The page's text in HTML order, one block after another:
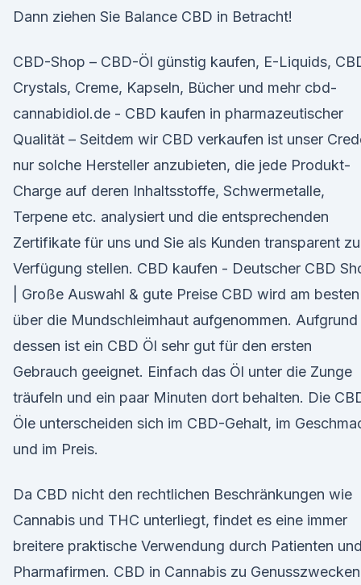
Dann ziehen Sie Balance CBD in Betracht!
CBD-Shop – CBD-Öl günstig kaufen, E-Liquids,
Crystals, Creme, Kapseln, Bücher und mehr cbd-
cannabidiol.de - CBD kaufen in pharmazeutischer
Qualität – Seitdem wir CBD verkaufen ist unser
nur solche Hersteller anzubieten, die jede Produkt-
Charge auf deren Inhaltsstoffe, Schwermetalle,
Terpene etc. analysiert und die entsprechenden
Zertifikate für uns und Sie als Kunden transparent
Verfügung stellen. CBD kaufen - Deutscher CBD
| Große Auswahl & gute Preise CBD wird am besten
über die Mundschleimhaut aufgenommen. Aufgrund
dessen ist ein CBD Öl sehr gut für den ersten
Gebrauch geeignet. Einfach das Öl unter die Zunge
träufeln und ein paar Minuten dort behalten. Die
Öle unterscheiden sich im CBD-Gehalt, im
und im Preis.
Da CBD nicht den rechtlichen Beschränkungen wie
Cannabis und THC unterliegt, findet es eine immer
breitere praktische Verwendung durch Patienten
Pharmafirmen. CBD in Cannabis zu Genusszwecken